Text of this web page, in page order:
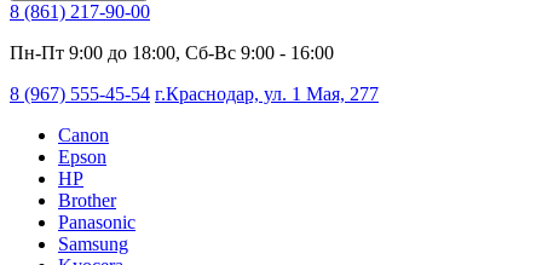
8 (861) 217-90-00
Пн-Пт 9:00 до 18:00, Сб-Вс 9:00 - 16:00
8 (967) 555-45-54 г.Краснодар, ул. 1 Мая, 277
Canon
Epson
HP
Brother
Panasonic
Samsung